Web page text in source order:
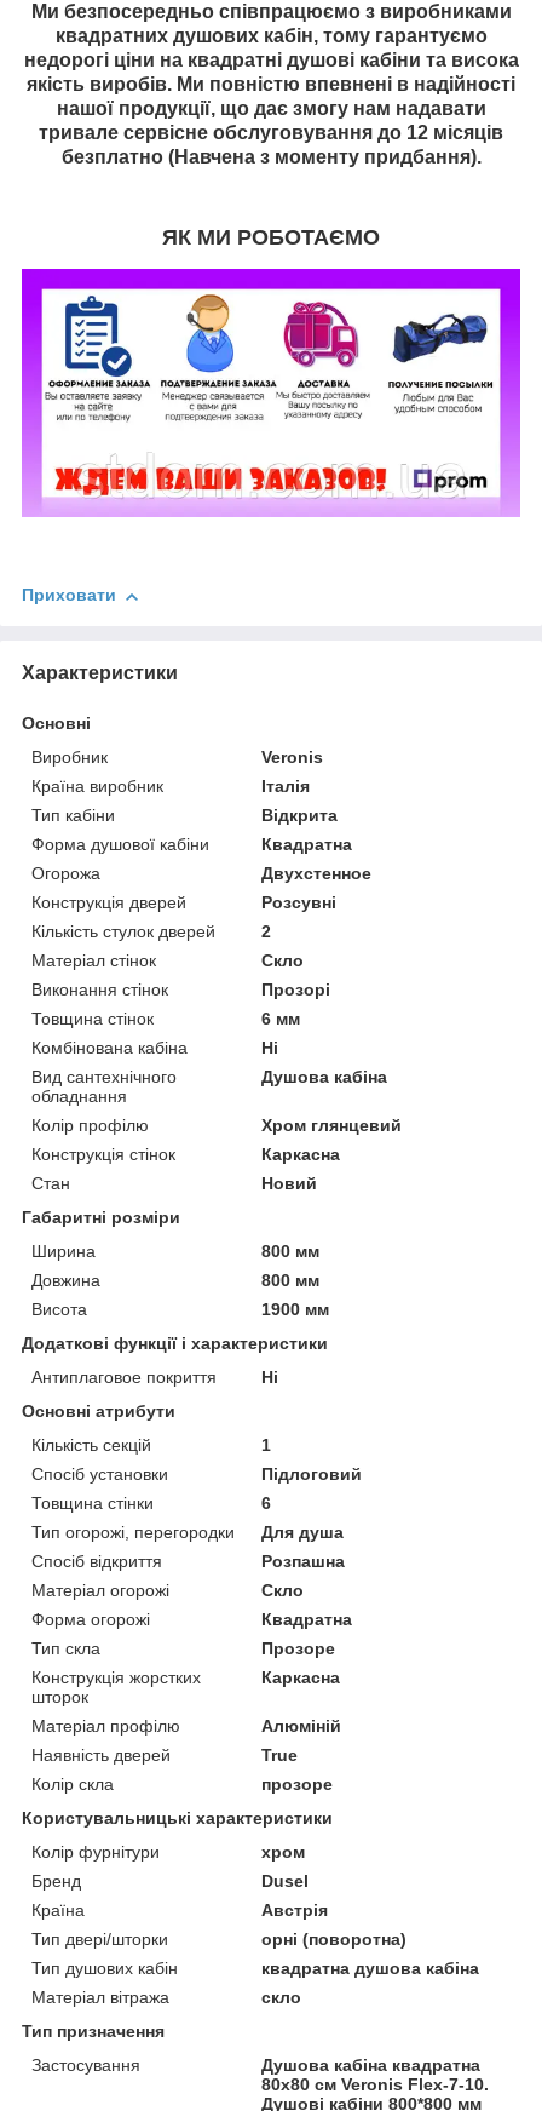
Ми безпосередньо співпрацюємо з виробниками
квадратних душових кабін, тому гарантуємо
недорогі ціни на квадратні душові кабіни та висока
якість виробів. Ми повністю впевнені в надійності
нашої продукції, що дає змогу нам надавати
тривале сервісне обслуговування до 12 місяців
безплатно (Навчена з моменту придбання).
ЯК МИ РОБОТАЄМО
Приховати
Характеристики
Основні
Виробник
Veronis
Країна виробник
Італія
Тип кабіни
Відкрита
Форма душової кабіни
Квадратна
Огорожа
Двухстенное
Конструкція дверей
Розсувні
Кількість стулок дверей
2
Матеріал стінок
Скло
Виконання стінок
Прозорі
Товщина стінок
6 мм
Комбінована кабіна
Ні
Вид сантехнічного
обладнання
Душова кабіна
Колір профілю
Хром глянцевий
Конструкція стінок
Каркасна
Стан
Новий
Габаритні розміри
Ширина
800 мм
Довжина
800 мм
Висота
1900 мм
Додаткові функції і характеристики
Антиплаговое покриття
Ні
Основні атрибути
Кількість секцій
1
Спосіб установки
Підлоговий
Товщина стінки
6
Тип огорожі, перегородки
Для душа
Спосіб відкриття
Розпашна
Матеріал огорожі
Скло
Форма огорожі
Квадратна
Тип скла
Прозоре
Конструкція жорстких
шторок
Каркасна
Матеріал профілю
Алюміній
Наявність дверей
True
Колір скла
прозоре
Користувальницькі характеристики
Колір фурнітури
хром
Бренд
Dusel
Країна
Австрія
Тип двері/шторки
орні (поворотна)
Тип душових кабін
квадратна душова кабіна
Матеріал вітража
скло
Тип призначення
Застосування
Душова кабіна квадратна
80х80 см Veronis Flex-7-10.
Душові кабіни 800*800 мм